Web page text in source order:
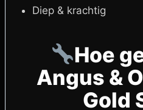
Diep & krachtig
Hoe
Angus &
Gold